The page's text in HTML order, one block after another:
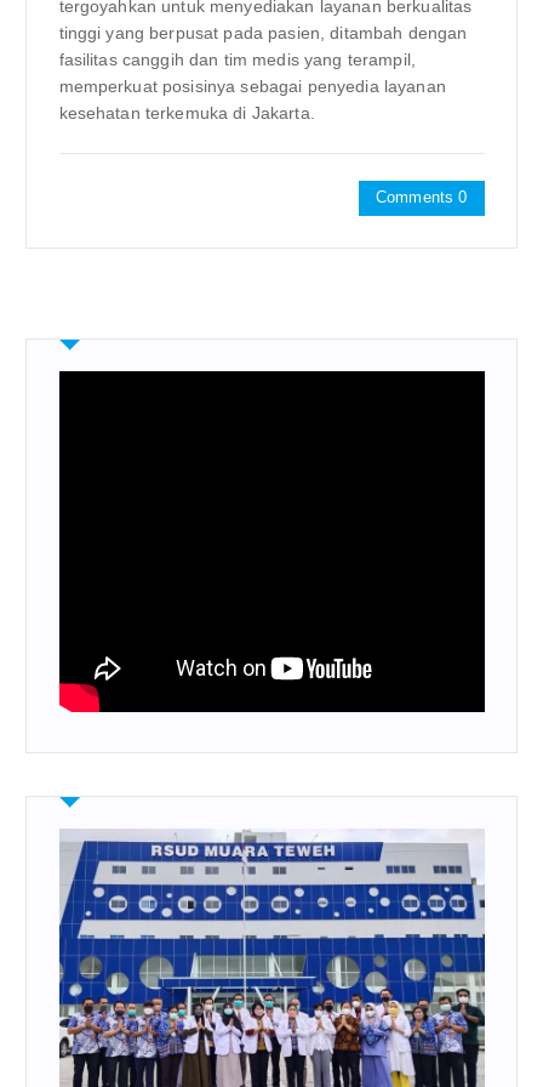
tergoyahkan untuk menyediakan layanan berkualitas
tinggi yang berpusat pada pasien, ditambah dengan
fasilitas canggih dan tim medis yang terampil,
memperkuat posisinya sebagai penyedia layanan
kesehatan terkemuka di Jakarta.
Comments 0